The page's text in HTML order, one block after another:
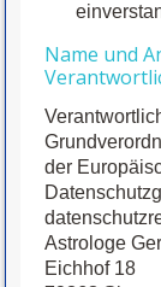
Name und
der
Astrologe
Eichhof 18